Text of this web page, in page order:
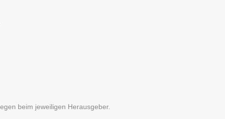
beim jeweiligen Herausgeber.